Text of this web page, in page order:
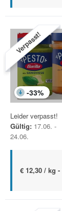
Verpasst!
-33%
Leider verpasst!
Gültig: 17.06. -
24.06.
€ 12,30 / kg -